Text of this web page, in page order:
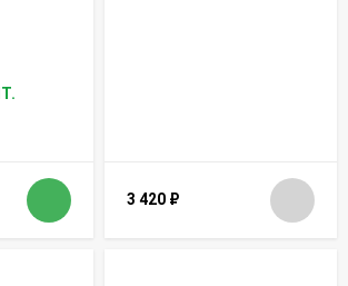
3 420 ₽